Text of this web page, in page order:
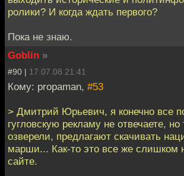
ролики? И когда ждать первого?
Пока не знаю.
Goblin »
#90 | 17.07.08 21:41
Кому: propaman, #53
> Дмитрий Юрьевич, я конечно все
гугловскую рекламу не отвечаете,
озверели, предлагают скачивать
марши... Как-то это все же слишком
сайте.